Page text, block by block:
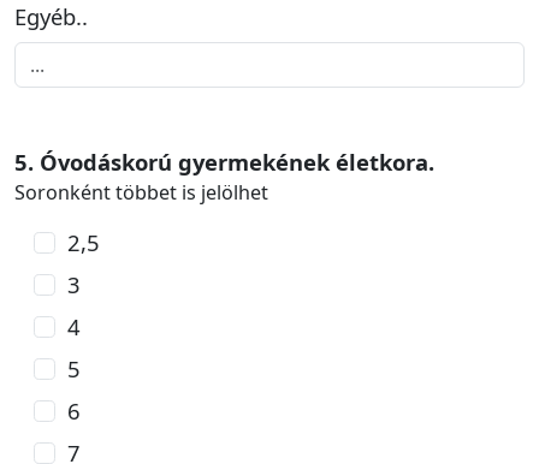
Egyéb..
5. Óvodáskorú gyermekének életkora.
Soronként többet is jelölhet
2,5
3
4
5
6
7